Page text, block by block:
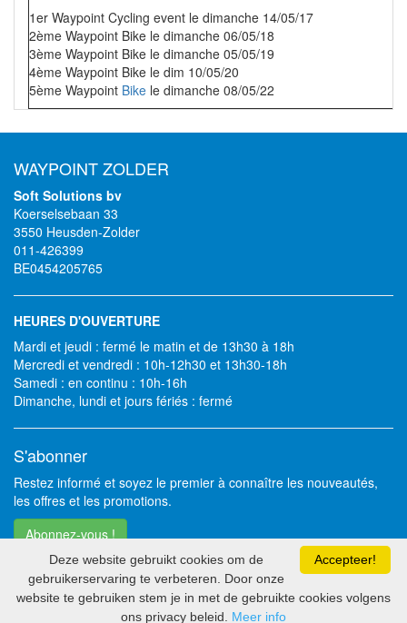
1er Waypoint Cycling event le dimanche 14/05/17
2ème Waypoint Bike le dimanche 06/05/18
3ème Waypoint Bike le dimanche 05/05/19
4ème Waypoint Bike le dim 10/05/20
5ème Waypoint Bike le dimanche 08/05/22
WAYPOINT ZOLDER
Soft Solutions bv
Koerselsebaan 33
3550 Heusden-Zolder
011-426399
BE0454205765
HEURES D'OUVERTURE
Mardi et jeudi : fermé le matin et de 13h30 à 18h
Mercredi et vendredi : 10h-12h30 et 13h30-18h
Samedi : en continu : 10h-16h
Dimanche, lundi et jours fériés : fermé
S'abonner
Restez informé et soyez le premier à connaître les nouveautés,
les offres et les promotions.
Abonnez-vous !
Vous nous suivez déjà ?
Accepteer!
Deze website gebruikt cookies om de
gebruikerservaring te verbeteren. Door onze
website te gebruiken stem je in met de gebruikte cookies volgens
ons privacy beleid. Meer info